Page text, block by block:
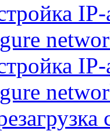
IP-